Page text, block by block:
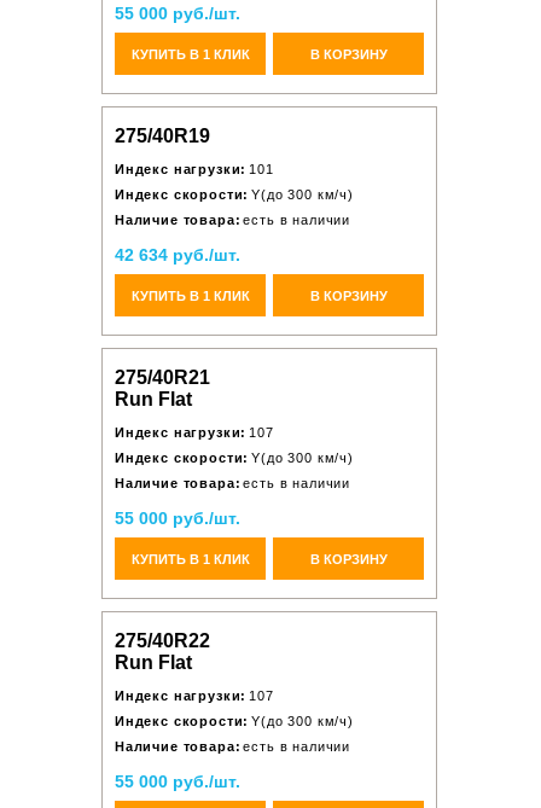
55 000 руб./шт.
КУПИТЬ В 1 КЛИК В КОРЗИНУ
275/40R19
Индекс нагрузки: 101
Индекс скорости: Y(до 300 км/ч)
Наличие товара: есть в наличии
42 634 руб./шт.
КУПИТЬ В 1 КЛИК В КОРЗИНУ
275/40R21
Run Flat
Индекс нагрузки: 107
Индекс скорости: Y(до 300 км/ч)
Наличие товара: есть в наличии
55 000 руб./шт.
КУПИТЬ В 1 КЛИК В КОРЗИНУ
275/40R22
Run Flat
Индекс нагрузки: 107
Индекс скорости: Y(до 300 км/ч)
Наличие товара: есть в наличии
55 000 руб./шт.